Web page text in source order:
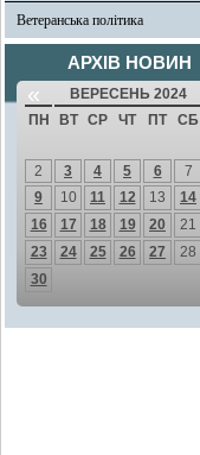
Ветеранська політика
АРХІВ НОВИН
« ВЕРЕСЕНЬ 2024
ПН ВТ СР ЧТ ПТ СБ
2
3 4 5 6 7
9
10 11 12 13 14
16
17 18 19 20 21
23
24 25 26 27 28
30